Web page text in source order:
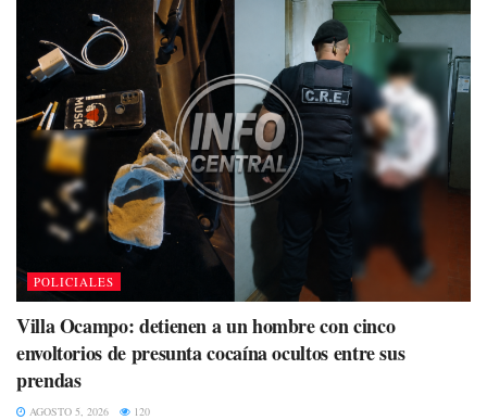
POLICIALES
Villa Ocampo: detienen a un hombre con cinco
envoltorios de presunta cocaína ocultos entre sus
prendas
AGOSTO 5, 2026 120